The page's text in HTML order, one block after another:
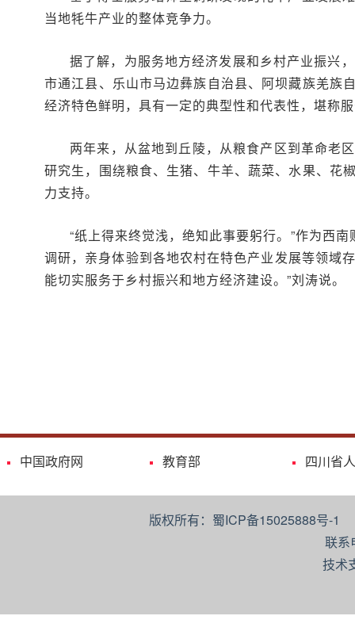
当地牦牛产业的整体竞争力。
据了解，为服务地方经济发展和乡村产业振兴
市通江县、乐山市马边彝族自治县、阿坝藏族羌族
经济特色鲜明，具有一定的典型性和代表性，堪称
两年来，从盆地到丘陵，从粮食产区到革命老
研究生，围绕粮食、生猪、牛羊、蔬菜、水果、花
力支持。
“纸上得来终觉浅，绝知此事要躬行。”作为西
调研，亲身体验到各地农村在特色产业发展等领域
能切实服务于乡村振兴和地方经济建设。”刘涛说。
中国政府网 教育部 四川省
版权所有：蜀ICP备15025888号-
联系
技术